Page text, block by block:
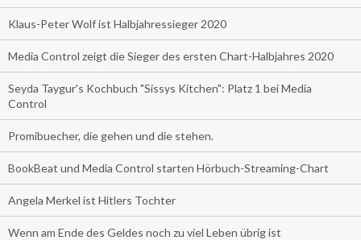
Klaus-Peter Wolf ist Halbjahressieger 2020
Media Control zeigt die Sieger des ersten Chart-Halbjahres 2020
Seyda Taygur's Kochbuch "Sissys Kitchen": Platz 1 bei Media
Control
Promibuecher, die gehen und die stehen.
BookBeat und Media Control starten Hörbuch-Streaming-Chart
Angela Merkel ist Hitlers Tochter
Wenn am Ende des Geldes noch zu viel Leben übrig ist